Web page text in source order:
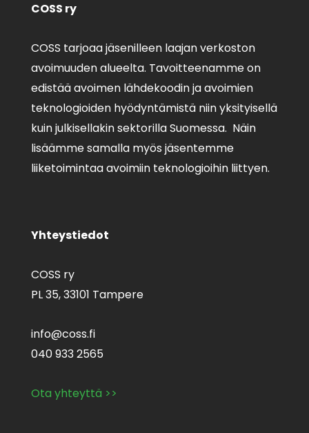
COSS ry
COSS tarjoaa jäsenilleen laajan verkoston
avoimuuden alueelta. Tavoitteenamme on
edistää avoimen lähdekoodin ja avoimien
teknologioiden hyödyntämistä niin yksityisellä
kuin julkisellakin sektorilla Suomessa. Näin
lisäämme samalla myös jäsentemme
liiketoimintaa avoimiin teknologioihin liittyen.
Yhteystiedot
COSS ry
PL 35,33101 Tampere
info@coss.fi
040 933 2565
Ota yhteyttä >>